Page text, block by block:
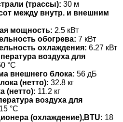
(трассы): 30 м
между внутр. и внешним
мощность: 2.5 кВт
обогрева: 7 кВт
охлаждения: 6.27 кВт
воздуха для
°С
внешнего блока: 56 дБ
(нетто): 32.8 кг
(нетто): 11.2 кг
воздуха для
°С
(охлаждение),BTU: 18